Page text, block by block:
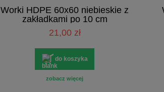
Worki HDPE 60x60 niebieskie z
zakładkami po 10 cm
21,00 zł
do koszyka
zobacz więcej